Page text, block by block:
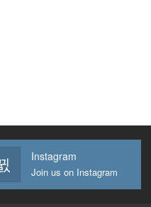
Instagram
Join us on Instagram